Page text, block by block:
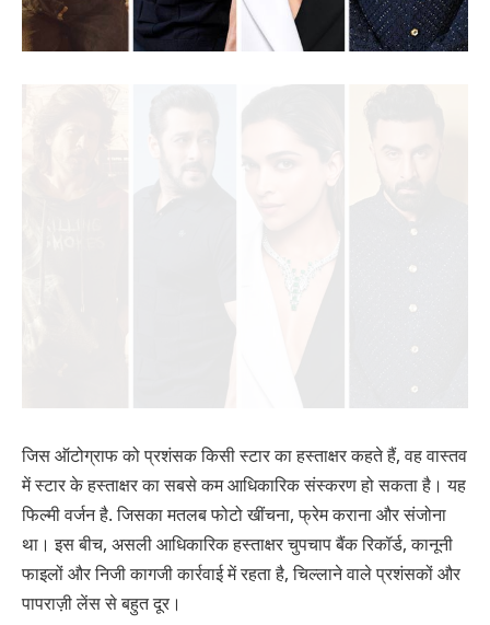
जिस ऑटोग्राफ को प्रशंसक किसी स्टार का हस्ताक्षर कहते हैं, वह वास्तव
में स्टार के हस्ताक्षर का सबसे कम आधिकारिक संस्करण हो सकता है। यह
फिल्मी वर्जन है. जिसका मतलब फोटो खींचना, फ्रेम कराना और संजोना
था। इस बीच, असली आधिकारिक हस्ताक्षर चुपचाप बैंक रिकॉर्ड, कानूनी
फाइलों और निजी कागजी कार्रवाई में रहता है, चिल्लाने वाले प्रशंसकों और
पापराज़ी लेंस से बहुत दूर।